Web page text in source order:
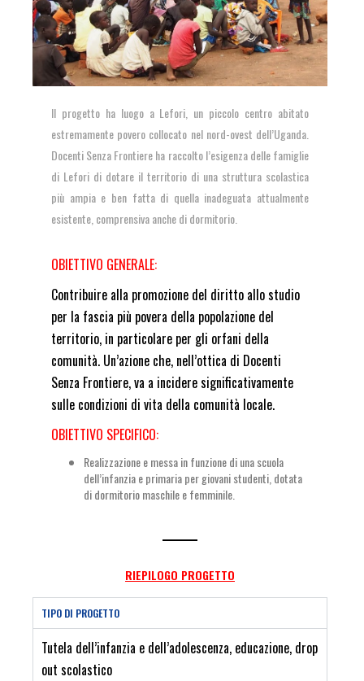
Il progetto ha luogo a Lefori, un piccolo centro abitato
estremamente povero collocato nel nord-ovest dell’Uganda.
Docenti Senza Frontiere ha raccolto l’esigenza delle famiglie
di Lefori di dotare il territorio di una struttura scolastica
più ampia e ben fatta di quella inadeguata attualmente
esistente, comprensiva anche di dormitorio.
OBIETTIVO GENERALE:
Contribuire alla promozione del diritto allo studio
per la fascia più povera della popolazione del
territorio, in particolare per gli orfani della
comunità. Un’azione che, nell’ottica di Docenti
Senza Frontiere, va a incidere significativamente
sulle condizioni di vita della comunità locale.
OBIETTIVO SPECIFICO:
Realizzazione e messa in funzione di una scuola
dell’infanzia e primaria per giovani studenti, dotata
di dormitorio maschile e femminile.
RIEPILOGO PROGETTO
TIPO DI PROGETTO
Tutela dell’infanzia e dell’adolescenza, educazione, drop
out scolastico